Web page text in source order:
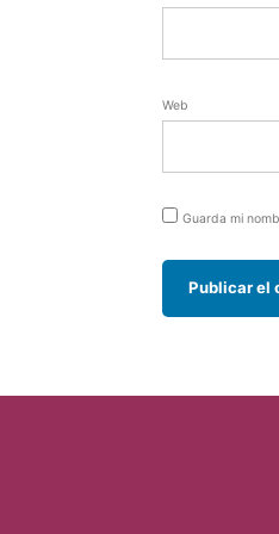
Web
Guarda mi